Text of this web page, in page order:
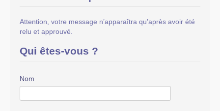
Attention, votre message n’apparaîtra qu’après avoir été
relu et approuvé.
Qui êtes-vous ?
Nom